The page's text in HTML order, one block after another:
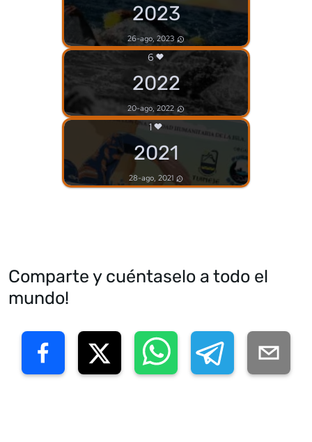
2023
26-ago, 2023
6
2022
20-ago, 2022
1
2021
28-ago, 2021
Comparte y cuéntaselo a todo el
mundo!